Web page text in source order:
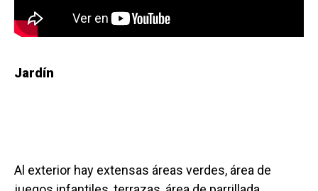
Jardín
Al exterior hay extensas áreas verdes, área de